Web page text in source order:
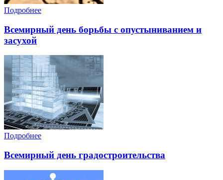
Подробнее
Всемирный день борьбы с опустыниванием и
засухой
Подробнее
Всемирный день градостроительства